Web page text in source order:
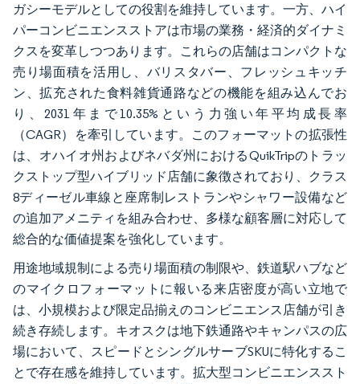
ガシーモデルとしての役割を維持しています。一方、ハイ
パーコンビニエンスストアは市場の業務・経済的ダイナミ
クスを変革しつつあります。これらの店舗はコンパクトな
売り場面積を活用し、バリスタバー、フレッシュキッチ
ン、拡充された食料雑貨通路などの機能を組み込んでお
り、2031年まで10.35%という力強い年平均成長率
（CAGR）を牽引しています。このフォーマットの拡張性
は、オハイオ州およびネバダ州におけるQuikTripのトラッ
クストップ型ハイブリッド店舗に象徴されており、クラス
8ディーゼル車線と座席制レストランやシャワー設備など
の追加アメニティを組み合わせ、多様な顧客層に対応して
総合的な価値提案を強化しています。
用途地域規制による売り場面積の制限や、鉄道駅ハブなど
のマイクロフォーマットに報いる来店密度が高い立地で
は、小規模および限定品揃えのコンビニエンス店舗が引き
続き存続します。キオスクは地下鉄通路やキャンパスの広
場において、スピードとシングルサーブSKUに特化するこ
とで存在感を維持しています。拡大型コンビニエンススト